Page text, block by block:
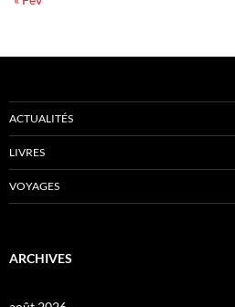
ACTUALITÉS
LIVRES
VOYAGES
ARCHIVES